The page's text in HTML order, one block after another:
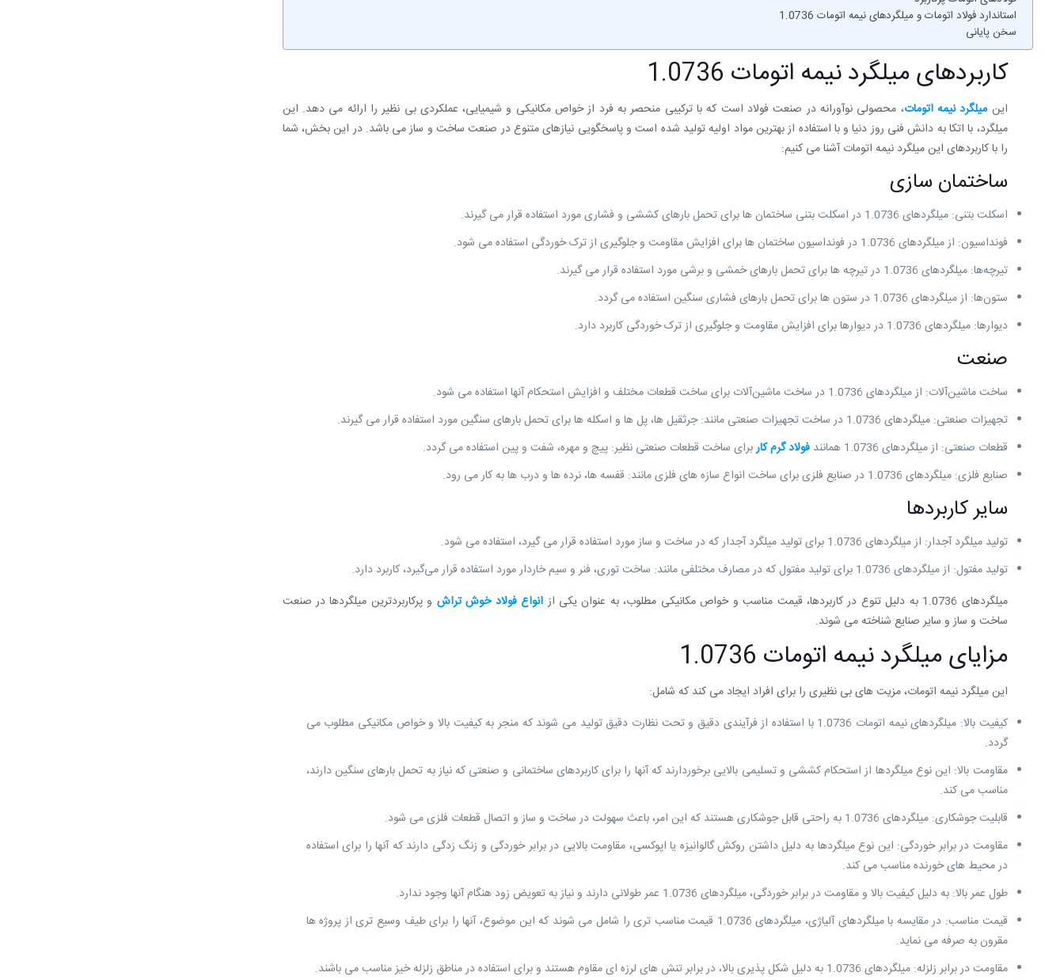
استاندارد فولاد اتومات و میلگردهای نیمه اتومات 1.0736
سخن پایانی
کاربردهای میلگرد نیمه اتومات 1.0736
این میلگرد نیمه اتومات، محصولی نوآورانه در صنعت فولاد است که با ترکیبی منحصر به فرد از خواص مکانیکی و شیمیایی، عملکردی بی ‌نظیر را ارائه می ‌دهد. این
میلگرد، با اتکا به دانش فنی روز دنیا و با استفاده از بهترین مواد اولیه تولید شده است و پاسخگویی نیازهای متنوع در صنعت ساخت و ساز می باشد. در این بخش، شما
را با کاربردهای این میلگرد نیمه اتومات آشنا می کنیم:
ساختمان سازی
اسکلت بتنی: میلگردهای 1.0736 در اسکلت بتنی ساختمان‌ ها برای تحمل بارهای کششی و فشاری مورد استفاده قرار می‌ گیرند.
فونداسیون: از میلگردهای 1.0736 در فونداسیون ساختمان‌ ها برای افزایش مقاومت و جلوگیری از ترک خوردگی استفاده می ‌شود.
تیرچه‌ها: میلگردهای 1.0736 در تیرچه ‌ها برای تحمل بارهای خمشی و برشی مورد استفاده قرار می ‌گیرند.
ستون‌ها: از میلگردهای 1.0736 در ستون ‌ها برای تحمل بارهای فشاری سنگین استفاده می گردد.
دیوارها: میلگردهای 1.0736 در دیوارها برای افزایش مقاومت و جلوگیری از ترک خوردگی کاربرد دارد.
صنعت
ساخت ماشین‌آلات: از میلگردهای 1.0736 در ساخت ماشین‌آلات برای ساخت قطعات مختلف و افزایش استحکام آنها استفاده می‌ شود.
تجهیزات صنعتی: میلگردهای 1.0736 در ساخت تجهیزات صنعتی مانند: جرثقیل ‌ها، پل ‌ها و اسکله ‌ها برای تحمل بارهای سنگین مورد استفاده قرار می ‌گیرند.
قطعات صنعتی: از میلگردهای 1.0736 همانند
فولاد گرم کاربرای ساخت قطعات صنعتی نظیر: پیچ و مهره، شفت و پین استفاده می گردد.
صنایع فلزی: میلگردهای 1.0736 در صنایع فلزی برای ساخت انواع سازه ‌های فلزی مانند: قفسه‌ ها، نرده ‌ها و درب‌ ها به کار می رود.
سایر کاربردها
تولید میلگرد آجدار: از میلگردهای 1.0736 برای تولید میلگرد آجدار که در ساخت و ساز مورد استفاده قرار می‌ گیرد، استفاده می ‌شود.
تولید مفتول: از میلگردهای 1.0736 برای تولید مفتول که در مصارف مختلفی مانند: ساخت توری، فنر و سیم خاردار مورد استفاده قرار می‌گیرد، کاربرد دارد.
میلگردهای 1.0736 به دلیل تنوع در کاربردها، قیمت مناسب و خواص مکانیکی مطلوب، به عنوان یکی از
انواع فولاد خوش تراش و پرکاربردترین میلگردها در صنعت
ساخت و ساز و سایر صنایع شناخته می ‌شوند.
مزایای میلگرد نیمه اتومات 1.0736
این میلگرد نیمه اتومات، مزیت های بی نظیری را برای افراد ایجاد می کند که شامل:
کیفیت بالا: میلگردهای نیمه اتومات 1.0736 با استفاده از فرآیندی دقیق و تحت نظارت دقیق تولید می ‌شوند که منجر به کیفیت بالا و خواص مکانیکی مطلوب می‌
گردد.
مقاومت بالا: این نوع میلگردها از استحکام کششی و تسلیمی بالایی برخوردارند که آنها را برای کاربردهای ساختمانی و صنعتی که نیاز به تحمل بارهای سنگین دارند،
مناسب می‌ کند.
قابلیت جوشکاری: میلگردهای 1.0736 به راحتی قابل جوشکاری هستند که این امر، باعث سهولت در ساخت و ساز و اتصال قطعات فلزی می‌ شود.
مقاومت در برابر خوردگی: این نوع میلگردها به دلیل داشتن روکش گالوانیزه یا اپوکسی، مقاومت بالایی در برابر خوردگی و زنگ زدگی دارند که آنها را برای استفاده
در محیط ‌های خورنده مناسب می ‌کند.
طول عمر بالا: به دلیل کیفیت بالا و مقاومت در برابر خوردگی، میلگردهای 1.0736 عمر طولانی دارند و نیاز به تعویض زود هنگام آنها وجود ندارد.
قیمت مناسب: در مقایسه با میلگردهای آلیاژی، میلگردهای 1.0736 قیمت مناسب ‌تری را شامل می شوند که این موضوع، آنها را برای طیف وسیع ‌تری از پروژه‌ ها
مقرون به صرفه می نماید.
مقاومت در برابر زلزله: میلگردهای 1.0736 به دلیل شکل ‌پذیری بالا، در برابر تنش ‌های لرزه‌ ای مقاوم هستند و برای استفاده در مناطق زلزله ‌خیز مناسب می ‌باشند.